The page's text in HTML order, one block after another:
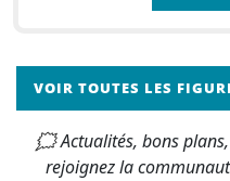
VOIR TOUTES LES
🗯 Actualités, bons
rejoignez la